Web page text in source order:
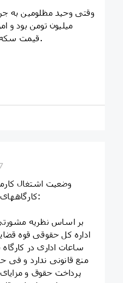
قیمت سکه رفت و به ۱۴۴ میلیون تومن رسید.
وضعیت اشتغال
کارگاههای بخش خصوصی مشمول قانون کار:
اداره کل حقوقی قوه
ساعات اداری در
منع قانونی ندارد و فی
پرداخت حقوق و